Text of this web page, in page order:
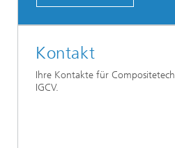
Kontakt
Ihre Kontakte für
IGCV.